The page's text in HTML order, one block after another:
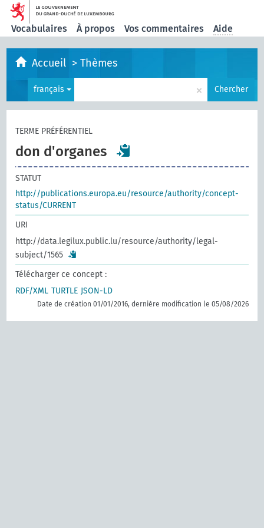
Vocabulaires À propos Vos commentaires Aide
Accueil >Thèmes
français × Chercher
TERME PRÉFÉRENTIEL
don d'organes
STATUT
http://publications.europa.eu/resource/authority/concept-
status/CURRENT
URI
http://data.legilux.public.lu/resource/authority/legal-
subject/1565
Télécharger ce concept :
RDF/XML TURTLE JSON-LD
Date de création 01/01/2016, dernière modification le 05/08/2026